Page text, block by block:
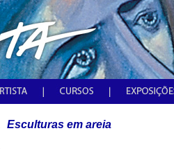
Esculturas em areia